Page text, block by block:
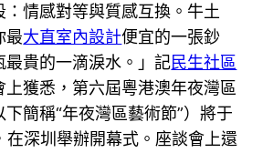
：情感對等與質感互換。牛土
最大直室內設計便宜的一張鈔
最貴的一滴淚水。」記民生社區
上獲悉，第六屆粵港澳年夜灣區
簡稱“年夜灣區藝術節”）將于
在深圳舉辦開幕式。座談會上還